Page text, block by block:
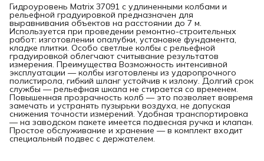
Гидроуровень Matrix 37091 с удлиненными колбами и
рельефной градуировкой предназначен для
выравнивания объектов на расстоянии до 7 м.
Используется при проведении ремонтно-строительных
работ: изготовлении опалубки, установке фундамента,
кладке плитки. Особо светлые колбы с рельефной
градуировкой облегчают считывание результатов
измерения. Преимущества Возможность интенсивной
эксплуатации — колбы изготовлены из ударопрочного
полистирола, гибкий шланг устойчив к излому. Долгий срок
службы — рельефная шкала не стирается со временем.
Повышенная прозрачность колб — это позволяет вовремя
замечать и устранять пузырьки воздуха, не допуская
снижения точности измерений. Удобная транспортировка
— на заводском пакете имеется подвесная ручка и клапан.
Простое обслуживание и хранение — в комплект входит
специальный подвес с держателем.